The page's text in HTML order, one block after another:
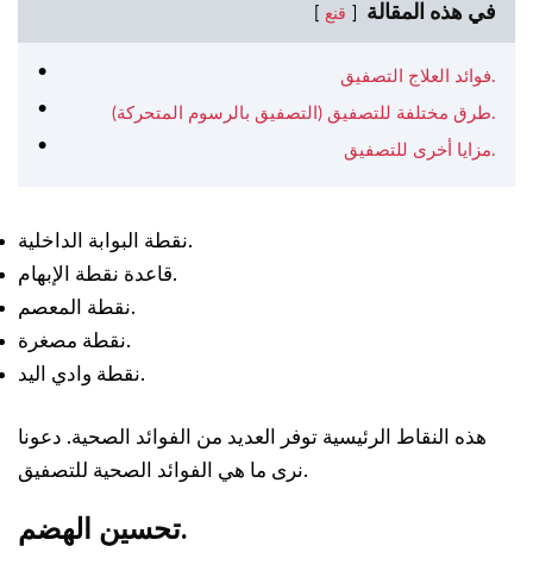
في هذه المقالة قنع
فوائد العلاج التصفيق.
طرق مختلفة للتصفيق (التصفيق بالرسوم المتحركة).
مزايا أخرى للتصفيق.
نقطة البوابة الداخلية.
قاعدة نقطة الإبهام.
نقطة المعصم.
نقطة مصغرة.
نقطة وادي اليد.
هذه النقاط الرئيسية توفر العديد من الفوائد الصحية. دعونا
نرى ما هي الفوائد الصحية للتصفيق.
تحسين الهضم.